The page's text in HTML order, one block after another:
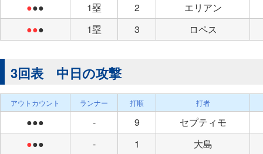
●●● 1塁 2
エリアン
●●● 1塁 3 ロペス
3回表 中日の攻撃
アウトカウント ランナー 打順 打者
●●● - 9
セプティモ
●●● - 1
大島